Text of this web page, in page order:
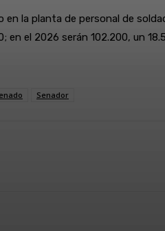
la planta de personal de
en el 2026 serán 102.200, un
Senador